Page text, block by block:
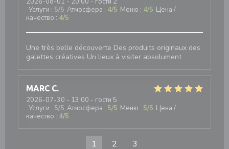
Услуги : 5/5 Атмосфера : 4/5 Меню : 4/5 Цена /
качество : 4/5
Une très belle découverte Des produits originaux des
galettes créatives Un lieux à visiter absolument
MARC C
2026-07-30 - 13:00 - гости 5
Услуги : 5/5 Атмосфера : 5/5 Меню : 5/5 Цена /
качество : 4/5
1 2 3